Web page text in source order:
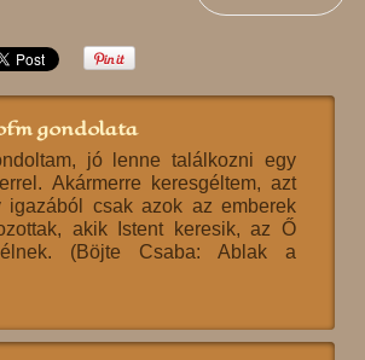
gondolata
jó lenne találkozni egy
Akármerre keresgéltem, azt
igazából csak azok az emberek
akik Istent keresik, az Ő
élnek. (Böjte Csaba: Ablak a